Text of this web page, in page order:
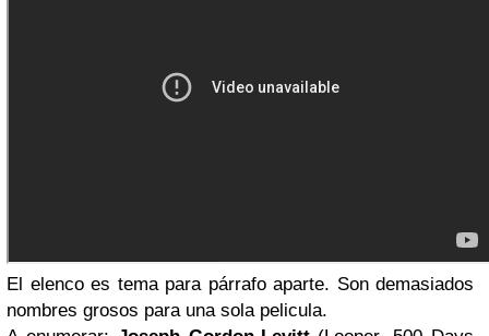
El elenco es tema para párrafo aparte. Son demasiados
nombres grosos para una sola pelicula.